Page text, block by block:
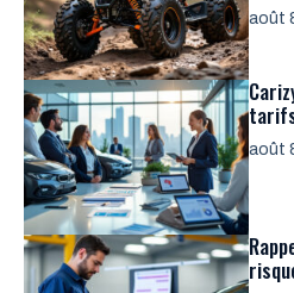
août
août